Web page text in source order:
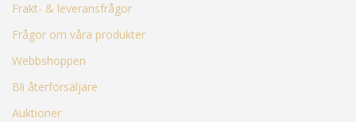
Frakt- & leveransfrågor
Frågor om våra produkter
Webbshoppen
Bli återförsäljare
Auktioner